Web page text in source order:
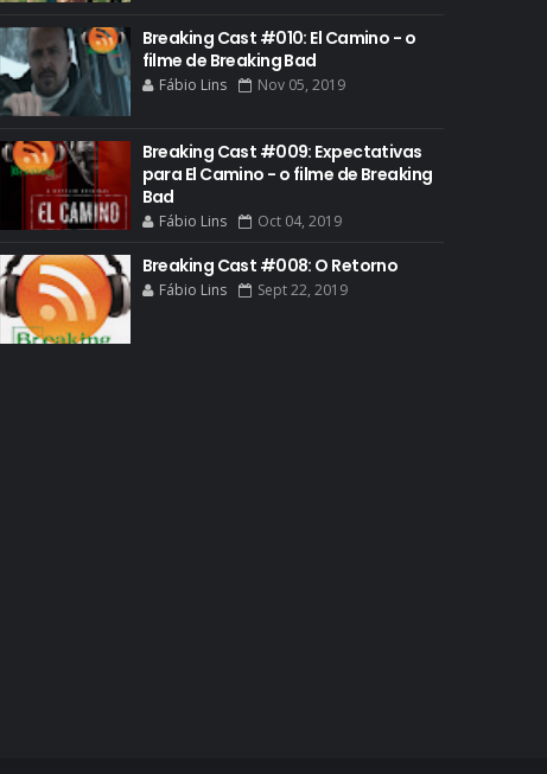
BLOOPERS
BLU-RAY
BOB ODENKIRK
BOB ODENKIRK CINEMA
BOB ODENKIRK TV
BREAKING BAD ART PROJECT
BREAKING BAD HISTORY
BREAKING BAD DA VIDA REAL
BREAKING BAD: CRIMINAL ELEMENTS
Breaking Cast #010: El Camino - o
filme de Breaking Bad
Fábio Lins Nov 05, 2019
Breaking Cast #009: Expectativas
para El Camino - o filme de Breaking
Bad
Fábio Lins Oct 04, 2019
Breaking Cast #008: O Retorno
Fábio Lins Sept 22, 2019